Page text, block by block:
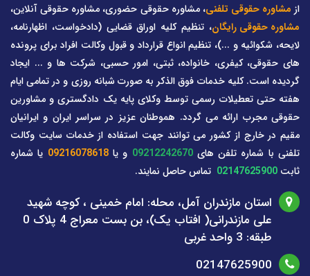
از مشاوره حقوقی تلفنی، مشاوره حقوقی حضوری، مشاوره حقوقی آنلاین،
مشاوره حقوقی رایگان، تنظیم کلیه اوراق قضایی (دادخواست، اظهارنامه،
لایحه، شکوائیه و ...)، تنظیم انواع قرارداد و قبول وکالت افراد برای پرونده
های حقوقی، کیفری، خانواده، ثبتی، امور حسبی، شرکت ها و ... ایجاد
گردیده است. کلیه خدمات فوق الذکر به صورت شبانه روزی و در تمامی ایام
هفته حتی تعطیلات رسمی توسط وکلای پایه یک دادگستری و مشاورین
حقوقی مجرب ارائه می گردد. هموطنان عزیز در سراسر ایران و ایرانیان
مقیم در خارج از کشور می توانند جهت استفاده از خدمات سایت وکالت
تلفنی با شماره تلفن های09212242670 و یا09216078618 یا شماره
ثابت 02147625900 تماس حاصل نمایند.
استان مازندران آمل، محله: امام خمینی ، کوچه شهید
علی مازندرانی( افتاب یک)، بن بست معراج 4 پلاک 0
طبقه: 3 واحد غربی
02147625900